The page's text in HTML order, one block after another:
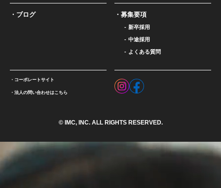
ブログ 募集要項
新卒採用
中途採用
よくある質問
コーポレートサイト
法人の問い合わせはこちら
© IMC, INC. ALL RIGHTS RESERVED.